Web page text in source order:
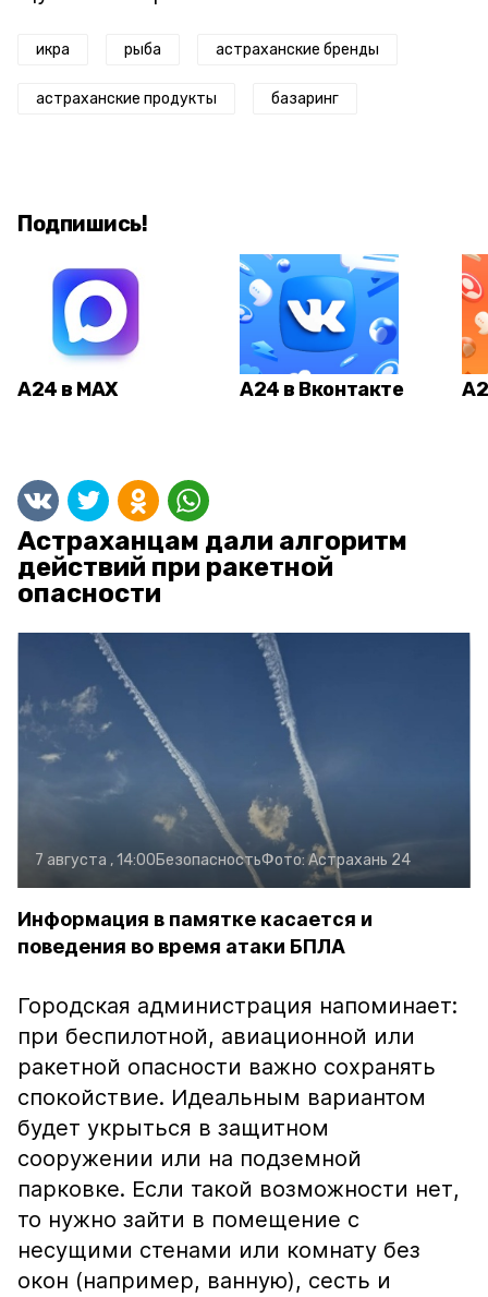
икра рыба астраханские бренды
астраханские продукты базаринг
Подпишись!
А24 в MAX А24 в Вконтакте
Астраханцам дали алгоритм
действий при ракетной
опасности
7 августа , 14:00БезопасностьФото: Астрахань 24
Информация в памятке касается и
поведения во время атаки БПЛА
Городская администрация напоминает:
при беспилотной, авиационной или
ракетной опасности важно сохранять
спокойствие. Идеальным вариантом
будет укрыться в защитном
сооружении или на подземной
парковке. Если такой возможности нет,
то нужно зайти в помещение с
несущими стенами или комнату без
окон (например, ванную), сесть и